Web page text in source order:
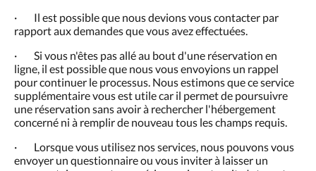
· Il est possible que nous devions vous contacter par
rapport aux demandes que vous avez effectuées.
· Si vous n'êtes pas allé au bout d'une réservation en
ligne, il est possible que nous vous envoyions un rappel
pour continuer le processus. Nous estimons que ce service
supplémentaire vous est utile car il permet de poursuivre
une réservation sans avoir à rechercher l'hébergement
concerné ni à remplir de nouveau tous les champs requis.
· Lorsque vous utilisez nos services, nous pouvons vous
envoyer un questionnaire ou vous inviter à laisser un